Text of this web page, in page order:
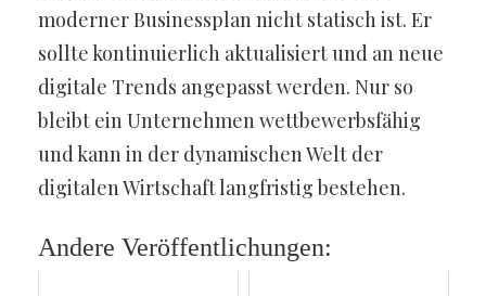
moderner Businessplan nicht statisch ist. Er
sollte kontinuierlich aktualisiert und an neue
digitale Trends angepasst werden. Nur so
bleibt ein Unternehmen wettbewerbsfähig
und kann in der dynamischen Welt der
digitalen Wirtschaft langfristig bestehen.
Andere Veröffentlichungen: